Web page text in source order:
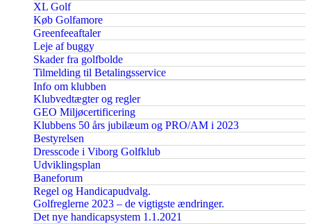
XL Golf
Køb Golfamore
Greenfeeaftaler
Leje af buggy
Skader fra golfbolde
Tilmelding til Betalingsservice
Info om klubben
Klubvedtægter og regler
GEO Miljøcertificering
Klubbens 50 års jubilæum og PRO/AM i 2023
Bestyrelsen
Dresscode i Viborg Golfklub
Udviklingsplan
Baneforum
Regel og Handicapudvalg.
Golfreglerne 2023 – de vigtigste ændringer.
Det nye handicapsystem 1.1.2021